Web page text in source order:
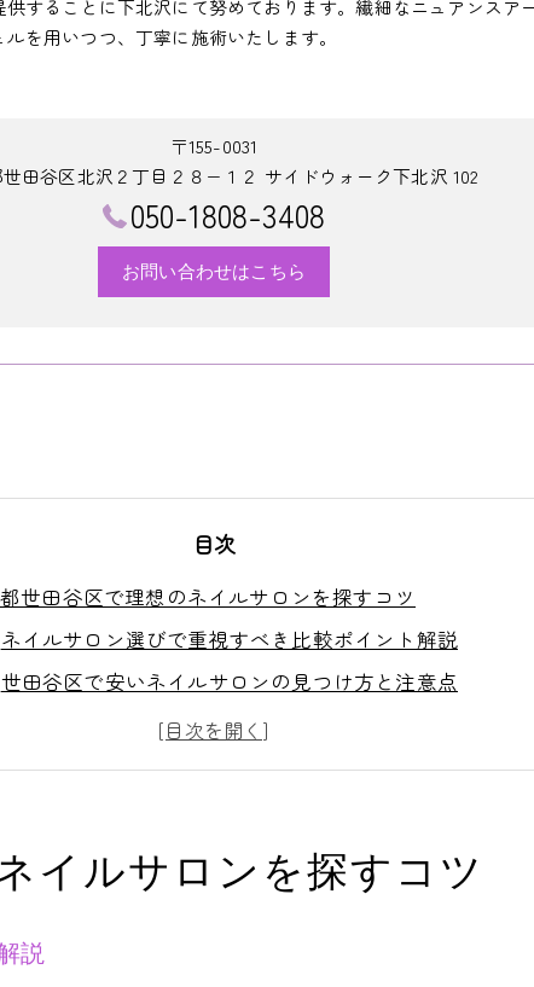
することに下北沢にて努めております。繊細なニュアンスア
を用いつつ、丁寧に施術いたします。
〒155-0031
田谷区北沢２丁目２８−１２ サイドウォーク下北沢 102
050-1808-3408
お問い合わせはこちら
目次
世田谷区で理想のネイルサロンを探すコツ
ネイルサロン選びで重視すべき比較ポイント解説
世田谷区で安いネイルサロンの見つけ方と注意点
ネイルサロンの口コミや評判を活用した見極め術
トレンドデザインが魅力のネイルサロン選択法
アクセスの良いネイルサロンの選び方ガイド
サロン選びの技術力と料金相場の見極め方
ネイルサロンの技術力をチェックする具体的な方法
イルサロンを探すコツ
説